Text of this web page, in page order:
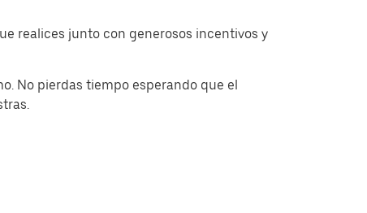
realices junto con generosos incentivos y
No pierdas tiempo esperando que el